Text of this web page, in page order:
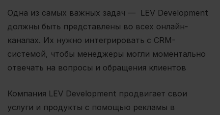
Одна из самых важных задач — LEV Development
должны быть представлены во всех онлайн-
каналах. Их нужно интегрировать с CRM-
системой, чтобы менеджеры могли моментально
отвечать на вопросы и обращения клиентов
Компания LEV Development продвигает свои
услуги и продукты с помощью рекламы в